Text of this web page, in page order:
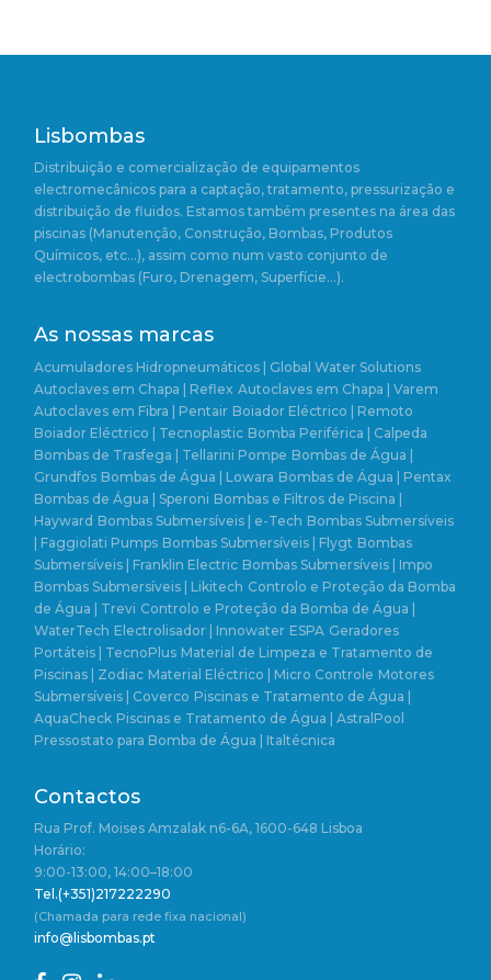
Lisbombas
Distribuição e comercialização de equipamentos
electromecânicos para a captação, tratamento, pressurização e
distribuição de fluidos. Estamos também presentes na área das
piscinas (Manutenção, Construção, Bombas, Produtos
Químicos, etc…), assim como num vasto conjunto de
electrobombas (Furo, Drenagem, Superfície…).
As nossas marcas
Acumuladores Hidropneumáticos | Global Water Solutions
Autoclaves em Chapa | Reflex Autoclaves em Chapa | Varem
Autoclaves em Fibra | Pentair Boiador Eléctrico | Remoto
Boiador Eléctrico | Tecnoplastic Bomba Periférica | Calpeda
Bombas de Trasfega | Tellarini Pompe Bombas de Água |
Grundfos Bombas de Água | Lowara Bombas de Água | Pentax
Bombas de Água | Speroni Bombas e Filtros de Piscina |
Hayward Bombas Submersíveis | e-Tech Bombas Submersíveis
| Faggiolati Pumps Bombas Submersíveis | Flygt Bombas
Submersíveis | Franklin Electric Bombas Submersíveis | Impo
Bombas Submersíveis | Likitech Controlo e Proteção da Bomba
de Água | Trevi Controlo e Proteção da Bomba de Água |
WaterTech Electrolisador | Innowater ESPA Geradores
Portáteis | TecnoPlus Material de Limpeza e Tratamento de
Piscinas | Zodiac Material Eléctrico | Micro Controle Motores
Submersíveis | Coverco Piscinas e Tratamento de Água |
AquaCheck Piscinas e Tratamento de Água | AstralPool
Pressostato para Bomba de Água | Italtécnica
Contactos
Rua Prof. Moises Amzalak n6-6A, 1600-648 Lisboa
Horário:
9:00-13:00, 14:00–18:00
Tel.(+351)217222290
(Chamada para rede fixa nacional)
info@lisbombas.pt